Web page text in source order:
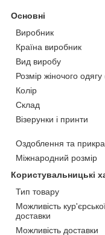
Основні
Виробник
Країна виробник
Вид виробу
Розмір жіночого одягу
Колір
Склад
Візерунки і принти
Оздоблення та
Міжнародний розмір
Користувальницькі
Тип товару
Можливість
доставки
Можливість доставки